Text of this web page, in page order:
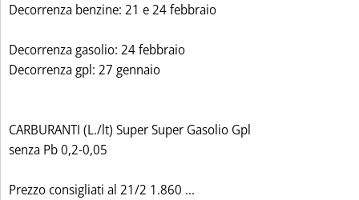
Decorrenza benzine: 21 e 24 febbraio
Decorrenza gasolio: 24 febbraio
Decorrenza gpl: 27 gennaio
CARBURANTI (L./lt) Super Super Gasolio Gpl
senza Pb 0,2-0,05
Prezzo consigliati al 21/2 1.860 ...